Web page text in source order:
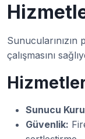
çalışmasını
Sunucu
Güvenlik: